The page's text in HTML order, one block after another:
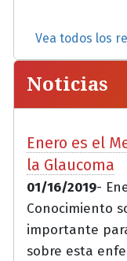
Vea todos los
Noticias
Enero es el
la Glaucoma
01/16/2019-
Conocimiento
importante
sobre esta